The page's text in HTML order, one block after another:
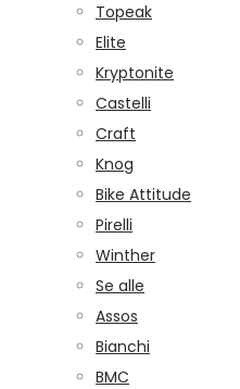
Topeak
Elite
Kryptonite
Castelli
Craft
Knog
Bike Attitude
Pirelli
Winther
Se alle
Assos
Bianchi
BMC